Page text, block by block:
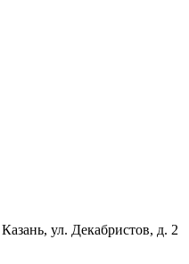
ул. Декабристов, д. 2